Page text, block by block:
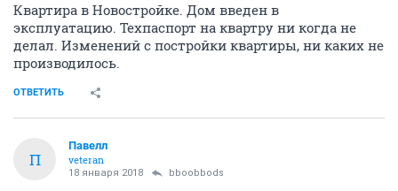
Квартира в Новостройке. Дом введен в
эксплуатацию. Техпаспорт на квартру ни когда не
делал. Изменений с постройки квартиры, ни каких не
производилось.
ОТВЕТИТЬ
П
Павелл
veteran
18 января 2018 bboobbods